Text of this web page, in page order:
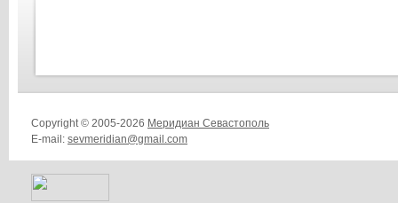
Copyright © 2005-2026 Меридиан Севастополь
E-mail: sevmeridian@gmail.com